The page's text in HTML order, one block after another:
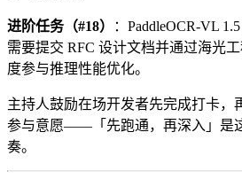
进阶任务（#18）
：PaddleOCR-VL
需要提交 RFC 设计文档并通过海光
度参与推理性能优化。
主持人鼓励在场开发者先完成打卡，
参与意愿——「先跑通，再深入」是
奏。